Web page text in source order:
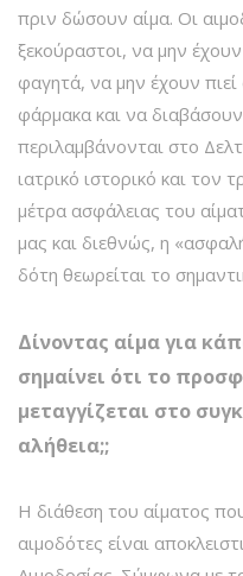
πριν δώσουν αίμα. Οι
ξεκούραστοι, να μην
φαγητά, να μην έχουν
φάρμακα και να
περιλαμβάνονται στο
ιατρικό ιστορικό και
μέτρα ασφάλειας του
μας και διεθνώς, η
δότη θεωρείται το
Δίνοντας αίμα για
σημαίνει ότι το
μεταγγίζεται στο
αλήθεια;;
Η διάθεση του αίματος
αιμοδότες είναι